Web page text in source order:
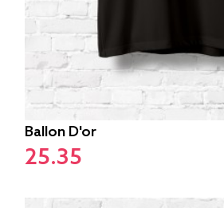
Ballon D'or
25.35